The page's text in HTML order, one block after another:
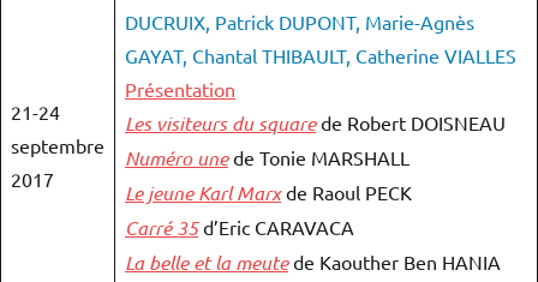
21-24
septembre
2017
DUCRUIX, Patrick DUPONT, Marie-Agnès
GAYAT, Chantal THIBAULT, Catherine VIALLES
Présentation
Les visiteurs du square de Robert DOISNEAU
Numéro une de Tonie MARSHALL
Le jeune Karl Marxde Raoul PECK
Carré 35 d’Eric CARAVACA
La belle et la meute de Kaouther Ben HANIA